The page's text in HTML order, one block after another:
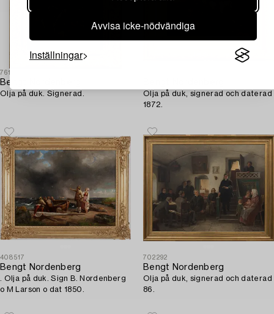
Avvisa icke-nödvändiga
Inställningar
761746
Bengt Nordenberg
Olja på duk. Signerad.
Olja på duk, signerad och daterad
1872.
408517
Bengt Nordenberg
. Olja på duk. Sign B. Nordenberg
o M Larson o dat 1850.
702292
Bengt Nordenberg
Olja på duk, signerad och daterad
86.